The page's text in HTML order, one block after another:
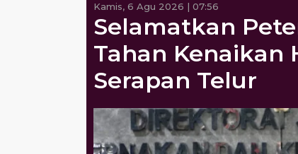
Kamis, 6 Agu 2026 | 07:56
Selamatkan
Tahan Kenaikan
Serapan Telur